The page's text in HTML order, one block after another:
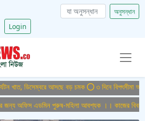
অনুসন্ধান
Login
ডিসেম্বরে আসছে বড় চমক ৩ দিনে বিপৎসীমা
এডমিন পুরুষ-মহিলা আবশ্যক ।। কাজের বিবরণী